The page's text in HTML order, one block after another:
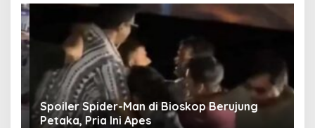
Spoiler Spider-Man di Bioskop Berujung
Petaka, Pria Ini Apes